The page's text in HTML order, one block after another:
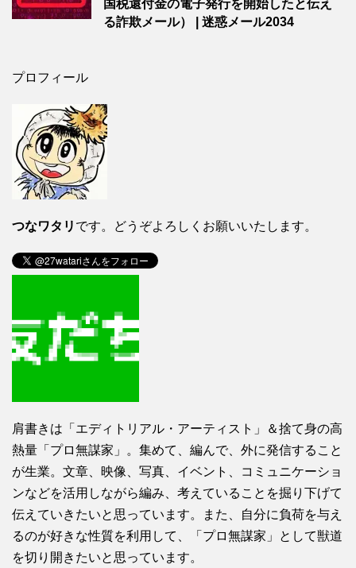
国税還付金の電子発行を開始したと伝え
る詐欺メール） | 迷惑メール2034
プロフィール
つなワタリ です。どうぞよろしくお願いいたします。
肩書きは「エディトリアル・アーティスト」＆捨て身の高
熱量「プロ無謀家」。集めて、編んで、外に発信すること
が生業。文章、映像、写真、イベント、コミュニケーショ
ンなどを活用しながら編み、考えていることを掘り下げて
伝えていきたいと思っています。また、自分に負荷を与え
るのが好きな性質を利用して、「プロ無謀家」として獣道
を切り開きたいと思っています。